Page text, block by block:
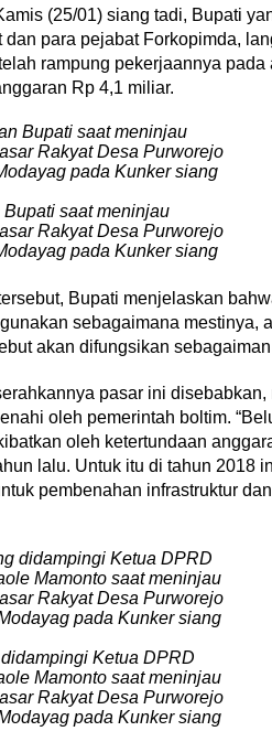
(25/01) siang tadi, Bupati
para pejabat Forkopimda,
rampung pekerjaannya pada
Rp 4,1 miliar.
saat meninjau
Rakyat Desa Purworejo
pada Kunker siang
Bupati menjelaskan
sebagaimana mestinya,
akan difungsikan
pasar ini disebabkan,
oleh pemerintah boltim.
oleh ketertundaan
lalu. Untuk itu di tahun 2018
pembenahan infrastruktur
Ketua DPRD
Mamonto saat meninjau
Rakyat Desa Purworejo
pada Kunker siang